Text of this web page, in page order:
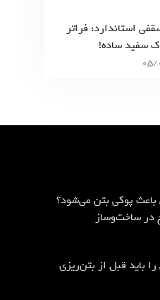
استاندارد: فراتر
سفید ساده!
باعث پوکی بتن می‌شود؟
در ساخت‌وساز
باید قبل از بتن‌ریزی